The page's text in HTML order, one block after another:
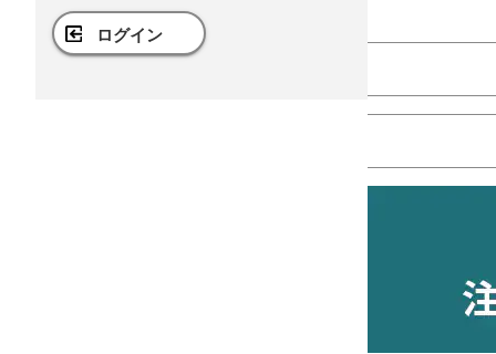
ログイン